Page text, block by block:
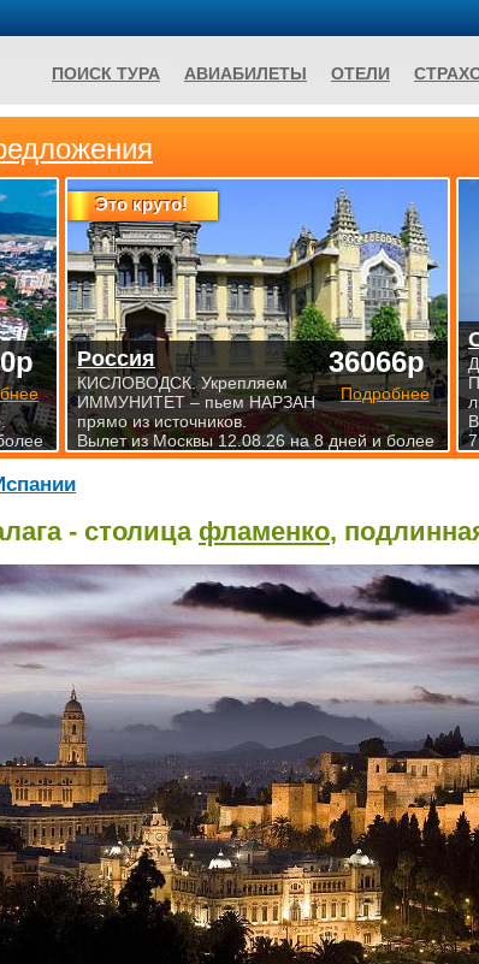
- столицафламенко,
Это круто!
36066р
Подробнее
Россия
КИСЛОВОДСК. Укрепляем
ИММУНИТЕТ – пьем НАРЗАН
прямо из источников.
Вылет из Москвы 12.08.26 на 8 дней и более
ПОИСК ТУРА АВИАБИЛЕТЫ ОТЕЛИ